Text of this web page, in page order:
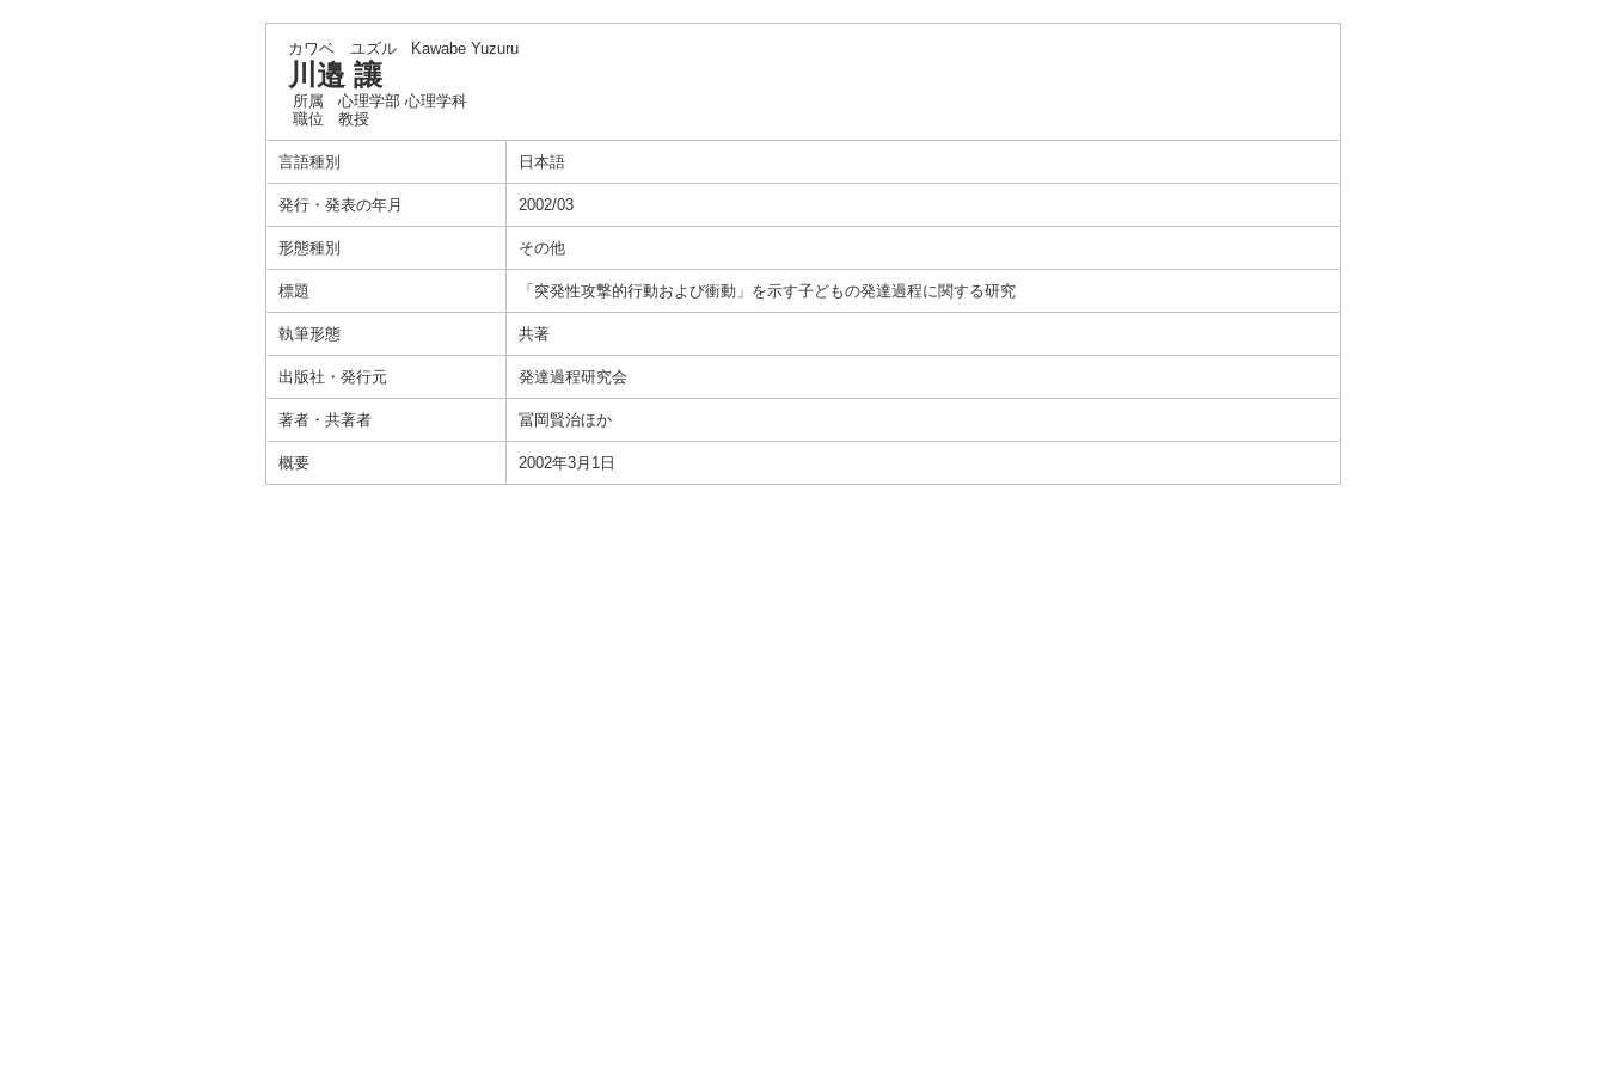
カワベ ユズル Kawabe Yuzuru
川邉 讓
所属
心理学部 心理学科
職位
教授
言語種別 日本語
発行・発表の年月 2002/03
形態種別 その他
標題 「突発性攻撃的行動および衝動」を示す子どもの発達過程に関する研究
執筆形態 共著
出版社・発行元 発達過程研究会
著者・共著者 冨岡賢治ほか
概要 2002年3月1日